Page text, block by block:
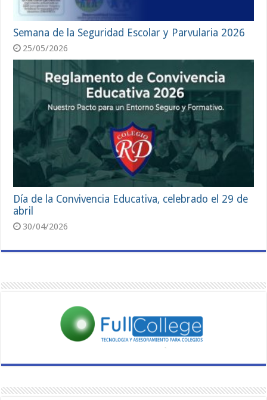
Semana de la Seguridad Escolar y Parvularia 2026
25/05/2026
Día de la Convivencia Educativa, celebrado el 29 de
abril
30/04/2026